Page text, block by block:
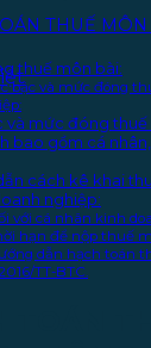
THUẾ
thuế môn bài:
bậc và mức đóng
và mức đóng
bao gồm cá
cách kê khai
nghiệp:
với cá nhân kinh
hạn để nộp thuế
dẫn hạch toán
TT-BTC.